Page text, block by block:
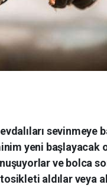
sevinmeye
yeni başlayacak
ve bolca
aldılar veya